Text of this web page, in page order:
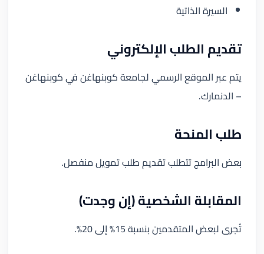
السيرة الذاتية
تقديم الطلب الإلكتروني
يتم عبر الموقع الرسمي لجامعة كوبنهاغن في كوبنهاغن
– الدنمارك.
طلب المنحة
بعض البرامج تتطلب تقديم طلب تمويل منفصل.
المقابلة الشخصية (إن وجدت)
تُجرى لبعض المتقدمين بنسبة 15% إلى 20%.